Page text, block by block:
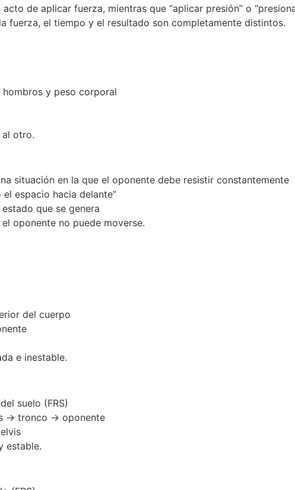
de aplicar fuerza, mientras que “aplicar presión” o
fuerza, el tiempo y el resultado son completamente distintos.
y peso corporal
al otro.
situación en la que el oponente debe resistir constantemente
espacio hacia delante”
que se genera
oponente no puede moverse.
del cuerpo
e inestable.
suelo (FRS)
→ tronco → oponente
estable.